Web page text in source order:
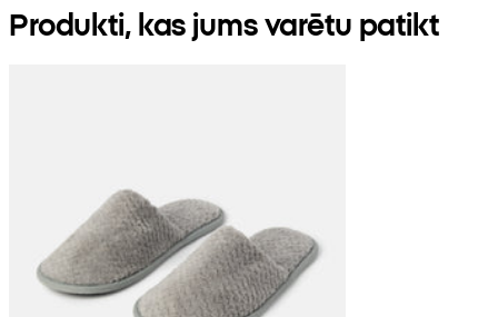
Produkti, kas jums varētu patikt